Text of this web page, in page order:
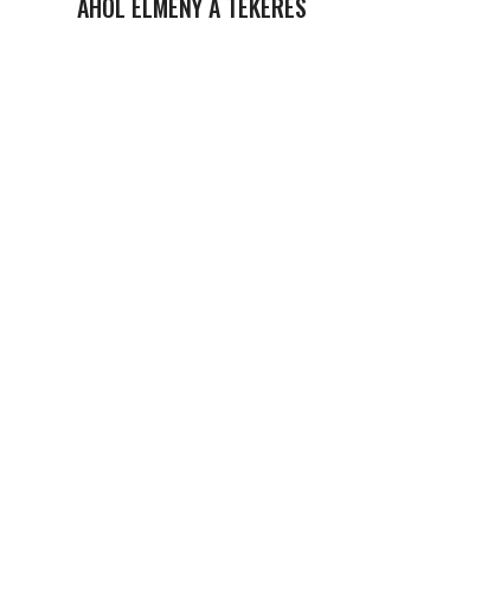
AHOL ÉLMÉNY A TEKERÉS